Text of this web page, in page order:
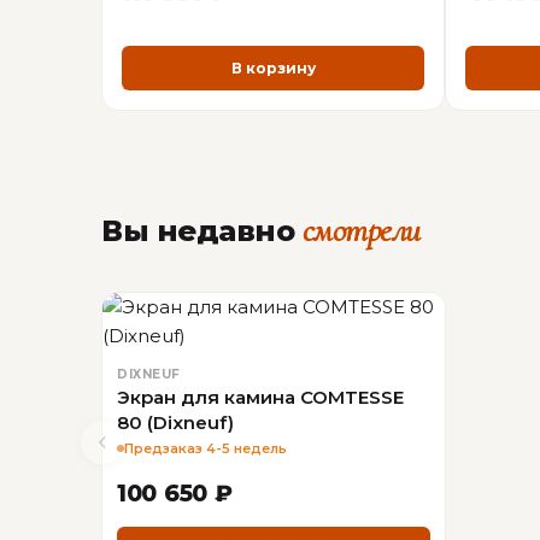
В корзину
Вы недавно смотрели
DIXNEUF
Экран для камина COMTESSE
80 (Dixneuf)
Предзаказ 4-5 недель
100 650 ₽